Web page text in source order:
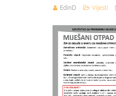
EdinD Vijesti